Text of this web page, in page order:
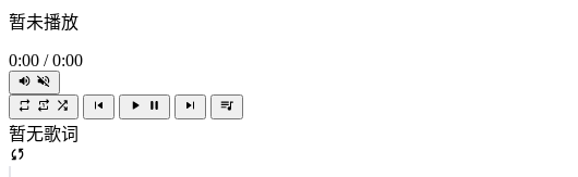
暂未播放
0:00 / 0:00
暂无歌词